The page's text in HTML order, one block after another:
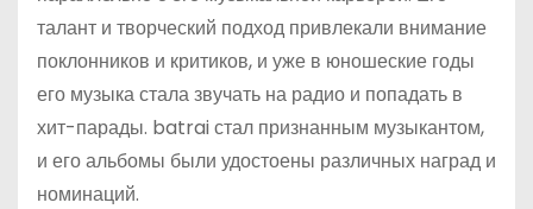
талант и творческий подход привлекали внимание
поклонников и критиков, и уже в юношеские годы
его музыка стала звучать на радио и попадать в
хит-парады. batrai стал признанным музыкантом,
и его альбомы были удостоены различных наград и
номинаций.